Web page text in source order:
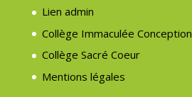
Lien admin
Collège Immaculée Conception
Collège Sacré Coeur
Mentions légales